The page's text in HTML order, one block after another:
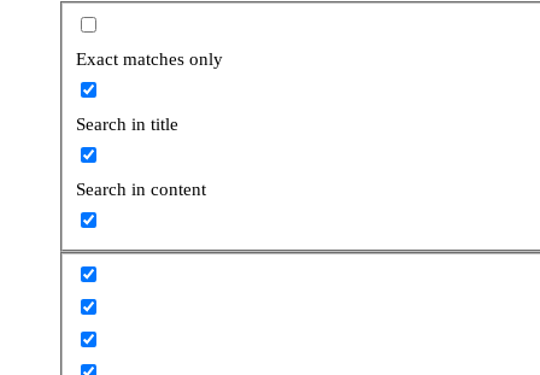
Exact matches only
Search in title
Search in content